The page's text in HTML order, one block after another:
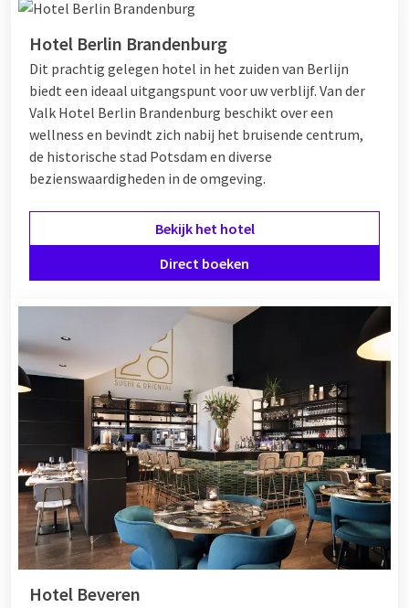
Hotel Berlin Brandenburg
Dit prachtig gelegen hotel in het zuiden van Berlijn
biedt een ideaal uitgangspunt voor uw verblijf. Van der
Valk Hotel Berlin Brandenburg beschikt over een
wellness en bevindt zich nabij het bruisende centrum,
de historische stad Potsdam en diverse
bezienswaardigheden in de omgeving.
Bekijk het hotel
Direct boeken
Hotel Beveren